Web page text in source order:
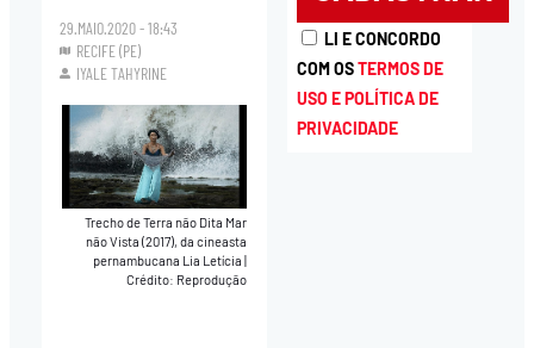
29.MAIO.2020 - 18:43
RECIFE (PE)
IYALE TAHYRINE
Trecho de Terra não Dita Mar
não Vista (2017), da cineasta
pernambucana Lia Letícia
Crédito: Reprodução
LI E CONCORDO
COM OSTERMOS DE
USO E POLÍTICA DE
PRIVACIDADE